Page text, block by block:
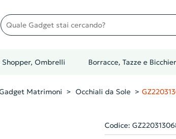
Quale gadget stai cercando?
Shopper, Ombrelli Borracce, Tazze e
Matrimoni Occhiali da Sole
Codice: